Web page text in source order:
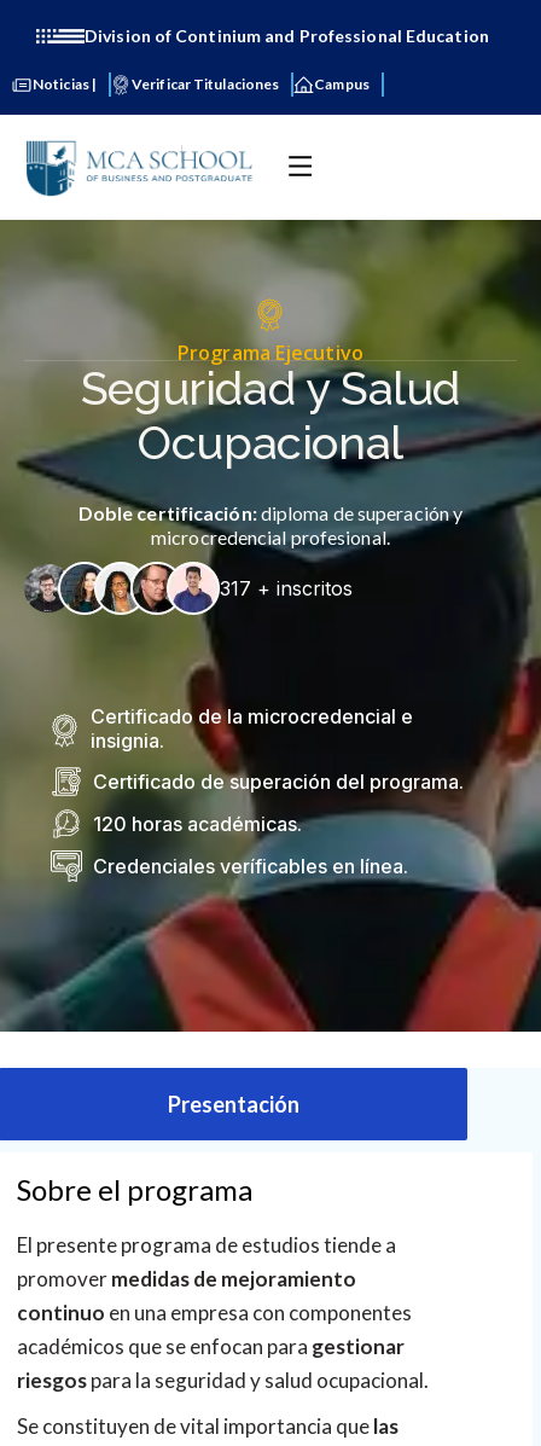
Division of Continium and Professional Education
Noticias | Verificar Titulaciones Campus
Seguridad y Salud
Ocupacional
Doble certificación:diploma de superación y
microcredencial profesional.
Programa Ejecutivo
317 + inscritos
Certificado de la microcredencial e
insignia.
Certificado de superación del programa.
120 horas académicas.
Credenciales veríficables en línea.
Presentación
Sobre el programa
El presente programa de estudios tiende a
promovermedidas de mejoramiento
continuo en una empresa con componentes
académicos que se enfocan para gestionar
riesgospara la seguridad y salud ocupacional.
Se constituyen de vital importancia quelas